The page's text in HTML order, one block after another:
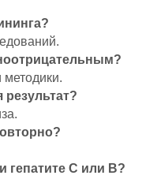
результат?
гепатите C или B?